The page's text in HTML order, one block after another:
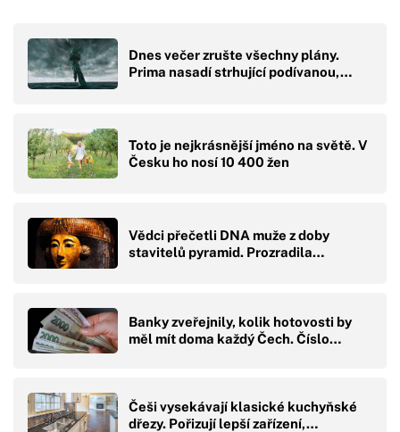
Dnes večer zrušte všechny plány.
Prima nasadí strhující podívanou,…
Toto je nejkrásnější jméno na světě. V
Česku ho nosí 10 400 žen
Vědci přečetli DNA muže z doby
stavitelů pyramid. Prozradila…
Banky zveřejnily, kolik hotovosti by
měl mít doma každý Čech. Číslo…
Češi vysekávají klasické kuchyňské
dřezy. Pořizují lepší zařízení,…